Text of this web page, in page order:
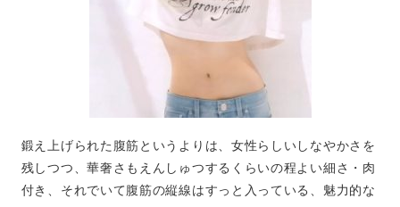
鍛え上げられた腹筋というよりは、女性らしいしなやかさを
残しつつ、華奢さもえんしゅつするくらいの程よい細さ・肉
付き、それでいて腹筋の縦線はすっと入っている、魅力的な